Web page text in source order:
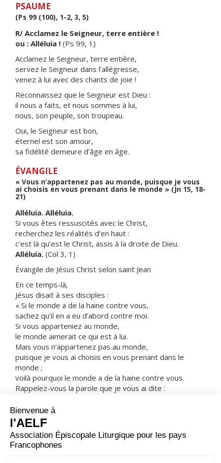
PSAUME
(Ps 99 (100), 1-2, 3, 5)
R/ Acclamez le Seigneur, terre entière !
ou : Alléluia ! (Ps 99, 1)
Acclamez le Seigneur, terre entière,
servez le Seigneur dans l’allégresse,
venez à lui avec des chants de joie !
Reconnaissez que le Seigneur est Dieu :
il nous a faits, et nous sommes à lui,
nous, son peuple, son troupeau.
Oui, le Seigneur est bon,
éternel est son amour,
sa fidélité demeure d’âge en âge.
ÉVANGILE
« Vous n’appartenez pas au monde, puisque je vous
ai choisis en vous prenant dans le monde » (Jn 15, 18-
21)
Alléluia. Alléluia.
Si vous êtes ressuscités avec le Christ,
recherchez les réalités d’en haut :
c’est là qu’est le Christ, assis à la droite de Dieu.
Alléluia. (Col 3, 1)
Évangile de Jésus Christ selon saint Jean
En ce temps-là,
Jésus disait à ses disciples :
« Si le monde a de la haine contre vous,
sachez qu’il en a eu d’abord contre moi.
Si vous apparteniez au monde,
le monde aimerait ce qui est à lui.
Mais vous n’appartenez pas au monde,
puisque je vous ai choisis en vous prenant dans le
monde ;
voilà pourquoi le monde a de la haine contre vous.
Rappelez-vous la parole que je vous ai dite :
Si l’on m’a persécuté,
on vous persécutera, vous aussi.
Si l’on a gardé ma parole,
on gardera aussi la vôtre.
Les gens vous traiteront ainsi à cause de mon nom,